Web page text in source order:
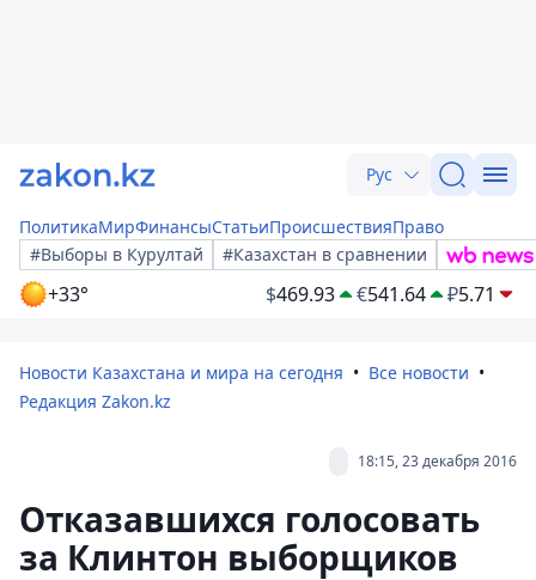
Рус
ПолитикаМирФинансыСтатьиПроисшествияПраво
#Выборы в Курултай
#Казахстан в сравнении
+33° $469.93 €541.64 ₽5.71
Новости Казахстана и мира на сегодня
Все новости
Редакция Zakon.kz
18:15, 23 декабря 2016
Отказавшихся голосовать
за Клинтон выборщиков